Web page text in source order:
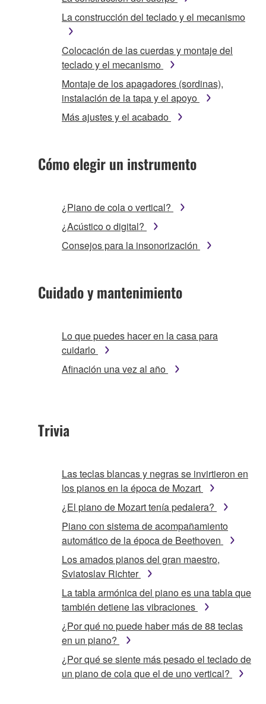
La construcción del teclado y el mecanismo
Colocación de las cuerdas y montaje del
teclado y el mecanismo
Montaje de los apagadores (sordinas),
instalación de la tapa y el apoyo
Más ajustes y el acabado
Cómo elegir un instrumento
¿Piano de cola o vertical?
¿Acústico o digital?
Consejos para la insonorización
Cuidado y mantenimiento
Lo que puedes hacer en la casa para
cuidarlo
Afinación una vez al año
Trivia
Las teclas blancas y negras se invirtieron en
los pianos en la época de Mozart
¿El piano de Mozart tenía pedalera?
Piano con sistema de acompañamiento
automático de la época de Beethoven
Los amados pianos del gran maestro,
Sviatoslav Richter
La tabla armónica del piano es una tabla que
también detiene las vibraciones
¿Por qué no puede haber más de 88 teclas
en un piano?
¿Por qué se siente más pesado el teclado de
un piano de cola que el de uno vertical?